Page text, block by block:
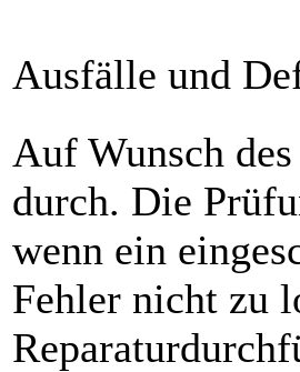
Ausfälle und
Auf Wunsch
durch. Die
wenn ein
Fehler nicht zu